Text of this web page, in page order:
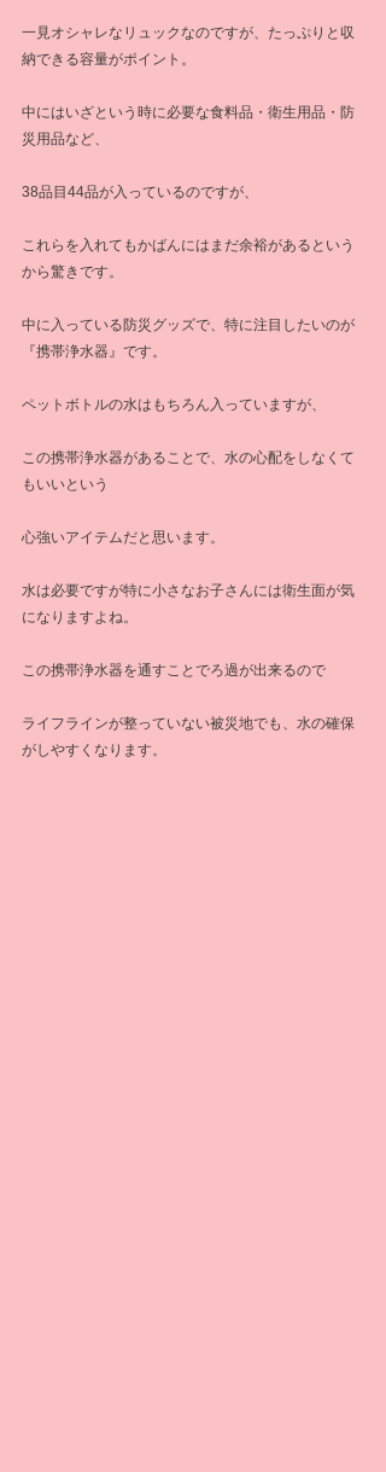
一見オシャレなリュックなのですが、たっぷりと収
納できる容量がポイント。
中にはいざという時に必要な食料品・衛生用品・防
災用品など、
38品目44品が入っているのですが、
これらを入れてもかばんにはまだ余裕があるという
から驚きです。
中に入っている防災グッズで、特に注目したいのが
『携帯浄水器』です。
ペットボトルの水はもちろん入っていますが、
この携帯浄水器があることで、水の心配をしなくて
もいいという
心強いアイテムだと思います。
水は必要ですが特に小さなお子さんには衛生面が気
になりますよね。
この携帯浄水器を通すことでろ過が出来るので
ライフラインが整っていない被災地でも、水の確保
がしやすくなります。